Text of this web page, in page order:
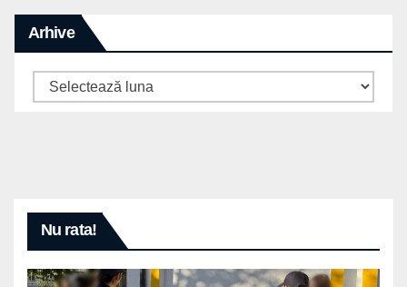
Arhive
Arhive
Nu rata!